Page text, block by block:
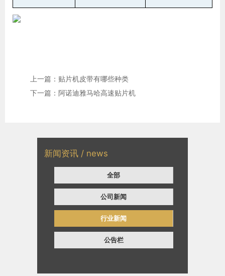
新闻资讯 / news
全部
公司新闻
行业新闻
公告栏
上一篇：贴片机皮带有哪些种类
下一篇：阿诺迪雅马哈高速贴片机